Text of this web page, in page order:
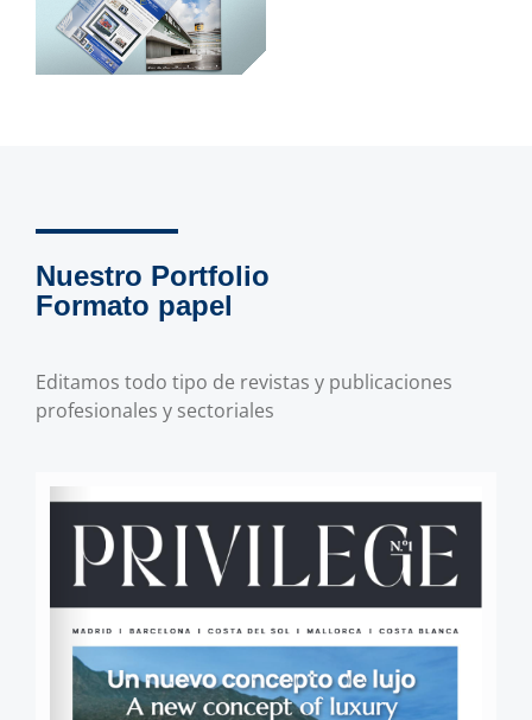
Nuestro Portfolio
Formato papel
Editamos todo tipo de revistas y publicaciones
profesionales y sectoriales